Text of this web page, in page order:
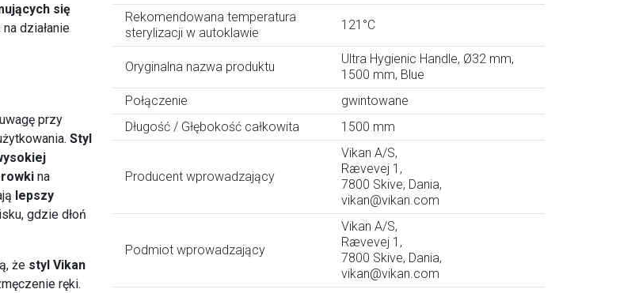
się
działanie
przy
Styl
na
lepszy
gdzie dłoń
że styl Vikan
ręki.
Rekomendowana temperatura
sterylizacji w autoklawie
121°C
Oryginalna nazwa produktu
Ultra Hygienic Handle, Ø32 mm,
1500 mm, Blue
Połączenie
gwintowane
Długość / Głębokość całkowita
1500 mm
Producent wprowadzający
Vikan A/S,
Rævevej 1,
7800 Skive, Dania,
vikan@vikan.com
Podmiot wprowadzający
Vikan A/S,
Rævevej 1,
7800 Skive, Dania,
vikan@vikan.com